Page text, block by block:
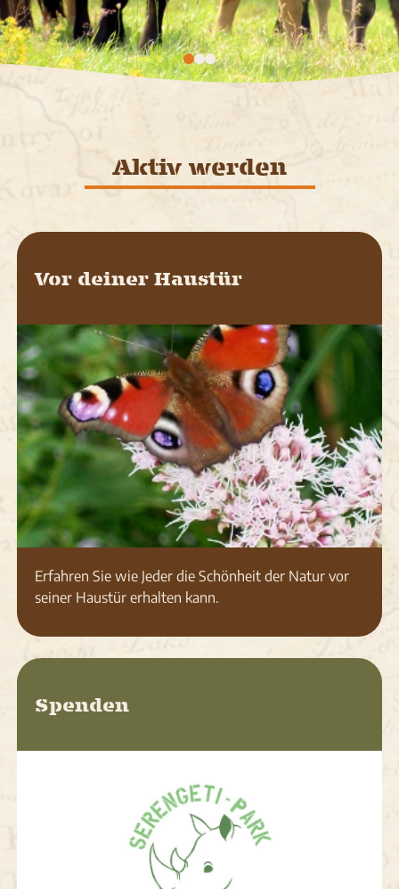
Aktiv werden
Vor deiner Haustür
Erfahren Sie wie Jeder die Schönheit der Natur vor
seiner Haustür erhalten kann.
Spenden